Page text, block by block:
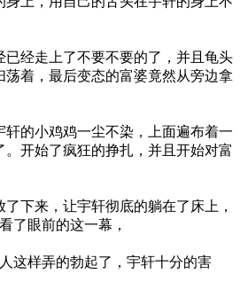
经走上了不要不要的了，并且龟头
着，最后变态的富婆竟然从旁边拿
的小鸡鸡一尘不染，上面遍布着一
开始了疯狂的挣扎，并且开始对富
下来，让宇轩彻底的躺在了床上，
了眼前的这一幕，
这样弄的勃起了，宇轩十分的害